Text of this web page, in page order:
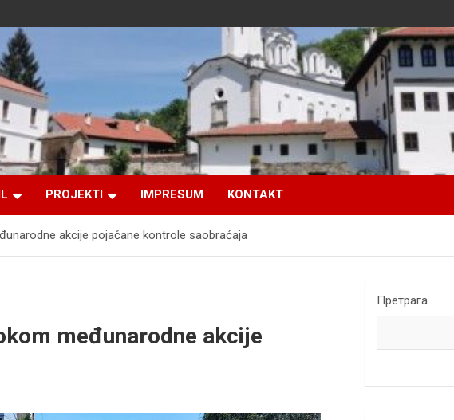
PROJEKTI IMPRESUM KONTAKT
akcije pojačane kontrole saobraćaja
međunarodne akcije
Претрага